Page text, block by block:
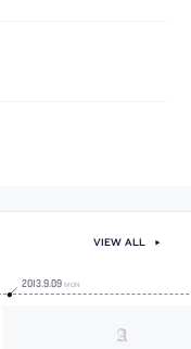
2013.9.09 MON
VIEW ALL